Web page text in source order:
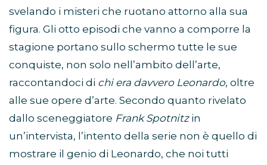
svelando i misteri che ruotano attorno alla sua
figura. Gli otto episodi che vanno a comporre la
stagione portano sullo schermo tutte le sue
conquiste, non solo nell’ambito dell’arte,
raccontandoci di chi era davvero Leonardo, oltre
alle sue opere d’arte. Secondo quanto rivelato
dallo sceneggiatore Frank Spotnitzin
un’intervista, l’intento della serie non è quello di
mostrare il genio di Leonardo, che noi tutti